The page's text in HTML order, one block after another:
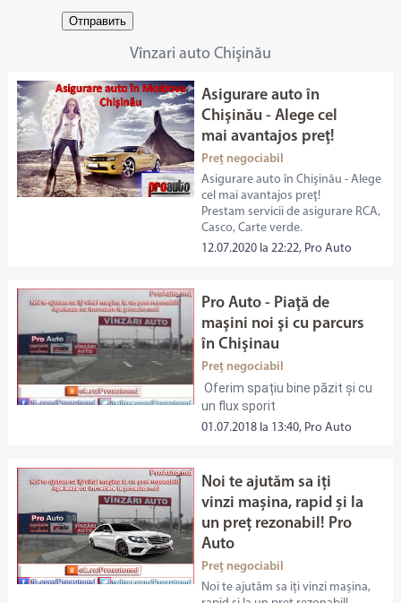
Отправить
Vînzari auto Chişinău
Asigurare auto în
Chişinău - Alege cel
mai avantajos preţ!
Preț negociabil
Asigurare auto în Chişinău - Alege
cel mai avantajos preţ!
Prestam servicii de asigurare RCA,
Casco, Carte verde.
12.07.2020 la 22:22, Pro Auto
Pro Auto - Piaţă de
maşini noi şi cu parcurs
în Chişinau
Preț negociabil
Oferim spațiu bine păzit și cu
un flux sporit
01.07.2018 la 13:40, Pro Auto
Noi te ajutăm sa iți
vinzi mașina, rapid și la
un preț rezonabil! Pro
Auto
Preț negociabil
Noi te ajutăm sa iți vinzi mașina,